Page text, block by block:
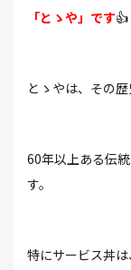
「とゝや」です👍
とゝやは、その
60年以上ある伝
す。
特にサービス丼